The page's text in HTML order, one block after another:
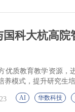
国科大杭高
优质教育教学资源，
养模式，提升研究生
AI 华数科技